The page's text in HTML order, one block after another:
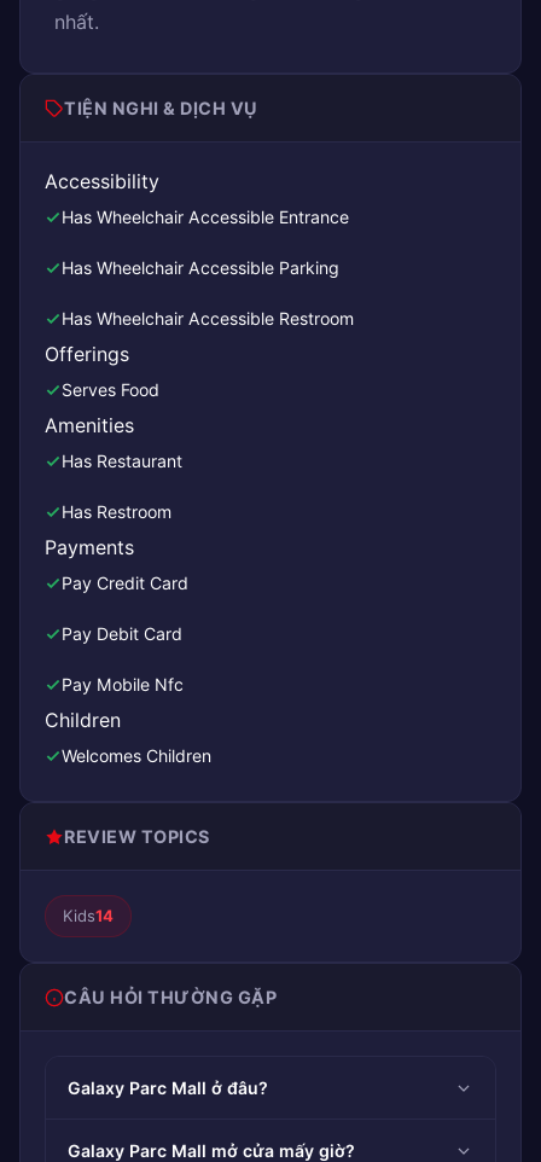
nhất.
TIỆN NGHI & DỊCH VỤ
Accessibility
Has Wheelchair Accessible Entrance
Has Wheelchair Accessible Parking
Has Wheelchair Accessible Restroom
Offerings
Serves Food
Amenities
Has Restaurant
Has Restroom
Payments
Pay Credit Card
Pay Debit Card
Pay Mobile Nfc
Children
Welcomes Children
REVIEW TOPICS
Kids14
CÂU HỎI THƯỜNG GẶP
Galaxy Parc Mall ở đâu?
Galaxy Parc Mall mở cửa mấy giờ?